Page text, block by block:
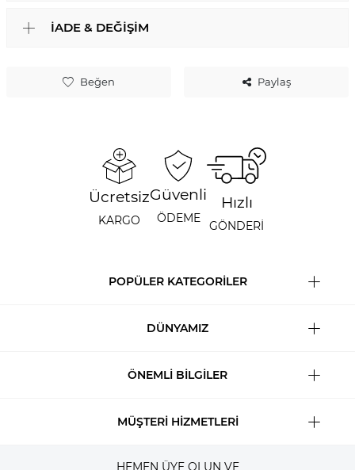
Beğen Paylaş
İADE & DEĞIŞIM
Ücretsiz
KARGO
Güvenli
ÖDEME
Hızlı
GÖNDERİ
POPÜLER KATEGORİLER
DÜNYAMIZ
ÖNEMLİ BİLGİLER
MÜŞTERİ HİZMETLERİ